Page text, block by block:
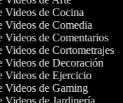
Videos de Cocina
Videos de Comedia
Videos de Comentarios
Videos de Cortometrajes
Videos de Decoración
Videos de Ejercicio
Videos de Gaming